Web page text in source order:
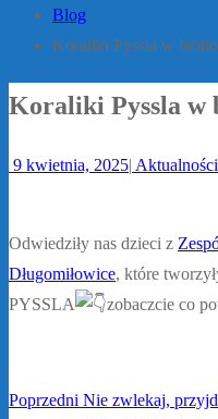
Blog
Koraliki Pyssla w
Koraliki Pyssla w
9 kwietnia, 2025| Aktualności
Odwiedziły nas dzieci z
Długomiłowice, które
PYSSLA
zobaczcie co
Poprzedni Nie zwlekaj,